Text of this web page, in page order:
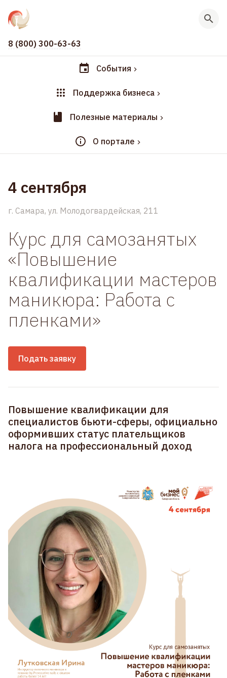
8 (800) 300-63-63
События
Поддержка бизнеса
Полезные материалы
О портале
4 сентября
г. Самара, ул. Молодогвардейская, 211
Курс для самозанятых
«Повышение
квалификации мастеров
маникюра: Работа с
пленками»
Подать заявку
Повышение квалификации для
специалистов бьюти-сферы, официально
оформивших статус плательщиков
налога на профессиональный доход